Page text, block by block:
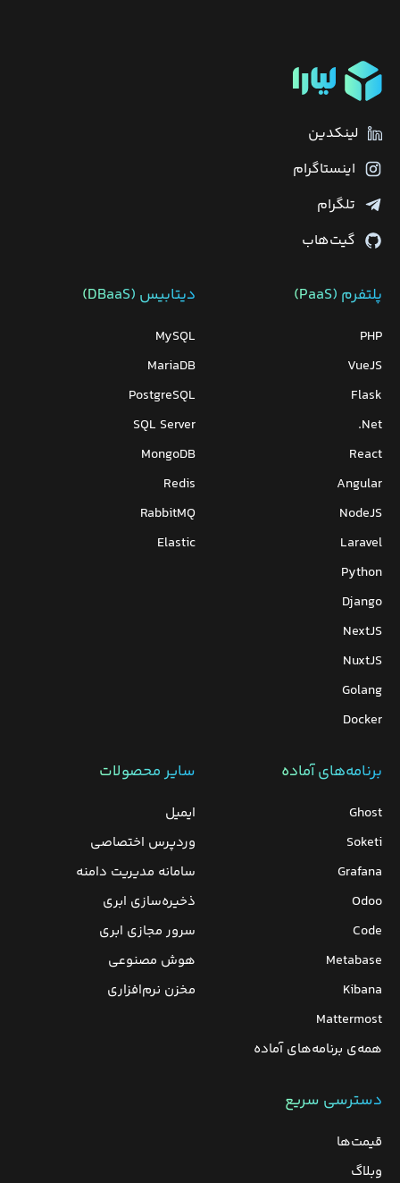
لینکدین
اینستاگرام
تلگرام
گیت‌هاب
پلتفرم (PaaS)
PHP
VueJS
Flask
Net.
React
Angular
NodeJS
Laravel
Python
Django
NextJS
NuxtJS
Golang
Docker
دیتابیس‌ (DBaaS)
MySQL
MariaDB
PostgreSQL
SQL Server
MongoDB
Redis
RabbitMQ
Elastic
برنامه‌های‌ آماده
Ghost
Soketi
Grafana
Odoo
Code
Metabase
Kibana
Mattermost
همه‌ی برنامه‌های آماده
سایر محصولات
ایمیل
وردپرس‌ اختصاصی
سامانه مدیریت دامنه
ذخیره‌سازی ابری
سرور مجازی ابری
هوش مصنوعی
مخزن نرم‌افزاری
دسترسی سریع
قیمت‌ها
وبلاگ